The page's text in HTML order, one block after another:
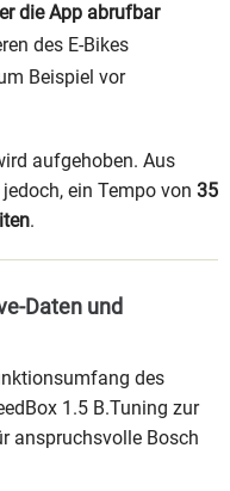
die App abrufbar
des E-Bikes
Beispiel vor
aufgehoben. Aus
ein Tempo von 35
.
Daten und
des
1.5 B.Tuning zur
anspruchsvolle Bosch